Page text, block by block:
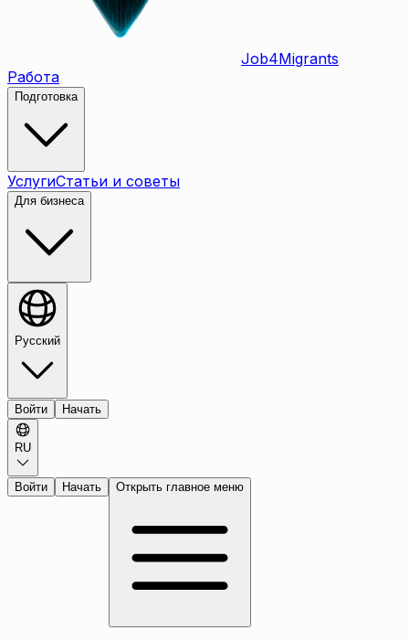
Job4Migrants
Работа
Подготовка
УслугиСтатьи и советы
Для бизнеса
Русский
Войти Начать
RU
Войти Начать Открыть главное меню